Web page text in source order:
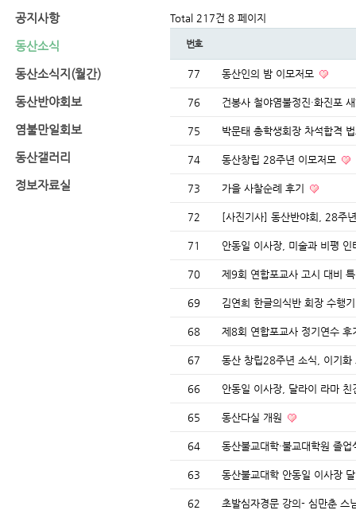
공지사항
동산소식
동산소식지(월간)
동산반야회보
염불만일회보
동산갤러리
정보자료실
Total 217건 8 페이지
번호
77 동산인의 밤 이모저모
76 건봉사 철야염불정진·화진포
75 박문태 총학생회장 차석합격
74 동산창립 28주년 이모저모
73 가을 사찰순례 후기
72 [사진기사] 동산반야회, 28주
71 안동일 이사장, 미술과 비평
70 제9회 연합포교사 고시 대비
69 김연희 한글의식반 회장 수행
68 제8회 연합포교사 정기연수
67 동산 창립28주년 소식, 이기
66 안동일 이사장, 달라이 라마
65 동산다실 개원
64 동산불교대학·불교대학원 졸
63 동산불교대학 안동일 이사장
62 초발심자경문 강의- 심만춘 스